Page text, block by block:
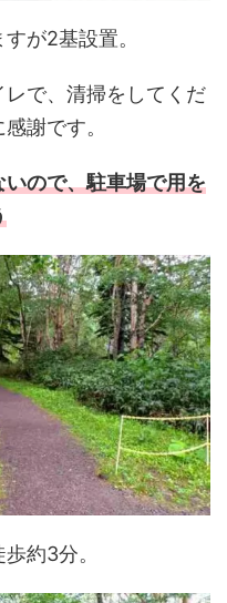
が2基設置。
で、清掃をしてくだ
謝です。
ので、駐車場で用を
約3分。